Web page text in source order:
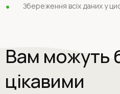
Збереження всіх даних у
Вам можуть
цікавими